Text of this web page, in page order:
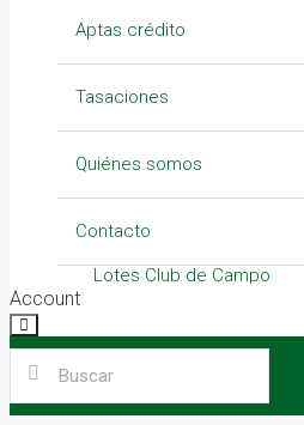
Departamentos
Lotes
Lotes Club de Campo
Galpones
Locales
Departamentos
Galpones
Locales
Aptas crédito
Tasaciones
Quiénes somos
Contacto
Account